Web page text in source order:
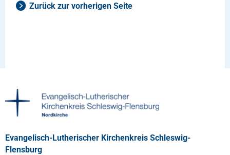
Zurück zur vorherigen Seite
Evangelisch-Lutherischer Kirchenkreis Schleswig-
Flensburg